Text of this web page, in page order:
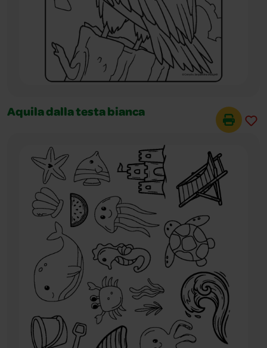
Aquila dalla testa bianca